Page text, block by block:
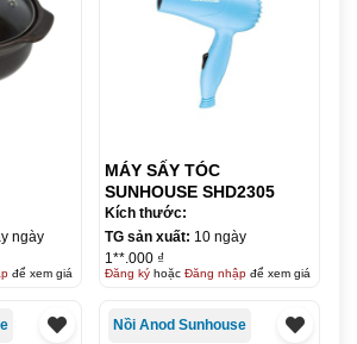
ngày
để xem giá
MÁY SẤY TÓC
SUNHOUSE SHD2305
Kích thước:
TG sản xuất: 10 ngày
1**.000 ₫
Đăng kýhoặc Đăng nhậpđể xem giá
Nồi Anod Sunhouse